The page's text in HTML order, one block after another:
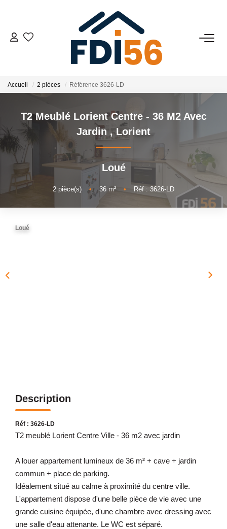
02 97 81 41 39
VENTES
Prestiges
Investisseurs
LOCATIONS
ESTIMATION
Accueil 2 pièces Référence 3626-LD
T2 Meublé Lorient Centre - 36 M2 Avec
Jardin ,Lorient
Loué
2 pièce(s) • 36 m² • Réf : 3626-LD
Loué
Description
Réf : 3626-LD
T2 meublé Lorient Centre Ville - 36 m2 avec jardin
A louer appartement lumineux de 36 m² + cave + jardin
commun + place de parking.
Idéalement situé au calme à proximité du centre ville.
L'appartement dispose d'une belle pièce de vie avec une
grande cuisine équipée, d'une chambre avec dressing avec
une salle d'eau attenante. Le WC est séparé.